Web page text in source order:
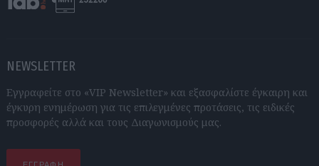
NEWSLETTER
Εγγραφείτε στο «VIP Newsletter» και εξασφαλίστε έγκαιρη και
έγκυρη ενημέρωση για τις επιλεγμένες προτάσεις, τις ειδικές
προσφορές αλλά και τους Διαγωνισμούς μας.